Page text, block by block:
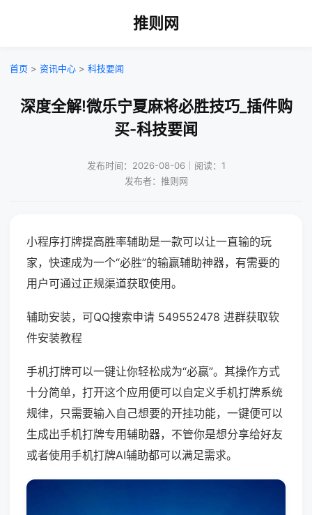
推则网
首页 > 资讯中心 > 科技要闻
深度全解!微乐宁夏麻将必胜技巧_插件购
买-科技要闻
发布时间：2026-08-06｜阅读：1
发布者：推则网
小程序打牌提高胜率辅助是一款可以让一直输的玩
家，快速成为一个“必胜”的输赢辅助神器，有需要的
用户可通过正规渠道获取使用。
辅助安装，可QQ搜索申请 549552478 进群获取软
件安装教程
手机打牌可以一键让你轻松成为“必赢”。其操作方式
十分简单，打开这个应用便可以自定义手机打牌系统
规律，只需要输入自己想要的开挂功能，一键便可以
生成出手机打牌专用辅助器，不管你是想分享给好友
或者使用手机打牌AI辅助都可以满足需求。